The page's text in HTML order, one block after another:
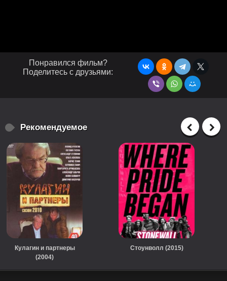
Понравился фильм?
Поделитесь с друзьями:
Рекомендуемое
Кулагин и партнеры
(2004)
Стоунволл (2015)